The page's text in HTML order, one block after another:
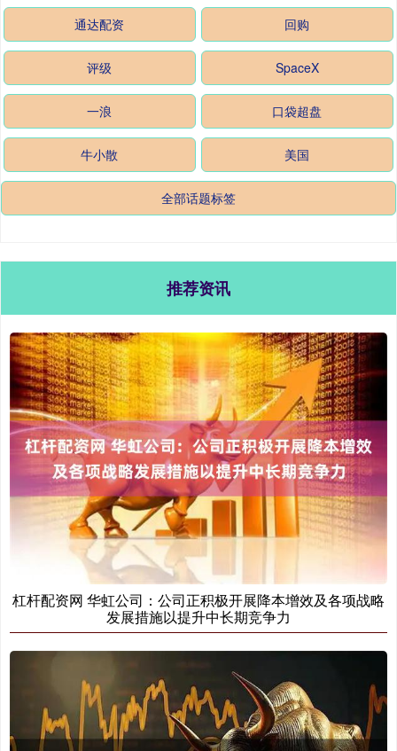
通达配资 回购
评级 SpaceX
一浪 口袋超盘
牛小散 美国
全部话题标签
推荐资讯
杠杆配资网 华虹公司：公司正积极开展降本增效及各项战略
发展措施以提升中长期竞争力